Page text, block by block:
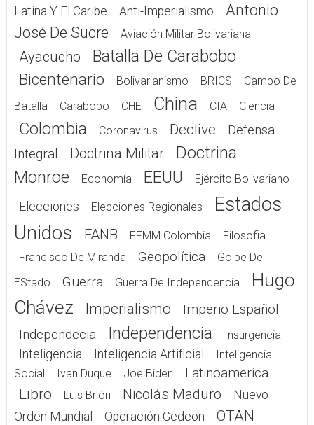
Latina Y El Caribe
Anti-Imperialismo
Antonio
José De Sucre
Aviación Militar Bolivariana
Ayacucho Batalla De Carabobo
Bicentenario Bolivarianismo BRICS
Campo De
Batalla
Carabobo CHE China CIA Ciencia
Colombia Coronavirus Declive
Defensa
Integral
Doctrina Militar
Doctrina
Monroe
Economía EEUU Ejército Bolivariano
Elecciones Elecciones Regionales
Estados
Unidos
FANB FFMM Colombia
Filosofia
Francisco De Miranda
Geopolítica
Golpe De
EStado
Guerra Guerra De Independencia
Hugo
Chávez
Imperialismo
Imperio Español
Independecia
Independencia Insurgencia
Inteligencia Inteligencia Artificial
Inteligencia
Social
Ivan Duque Joe Biden Latinoamerica
Libro Luis Brión Nicolás Maduro
Nuevo
Orden Mundial
Operación Gedeon OTAN